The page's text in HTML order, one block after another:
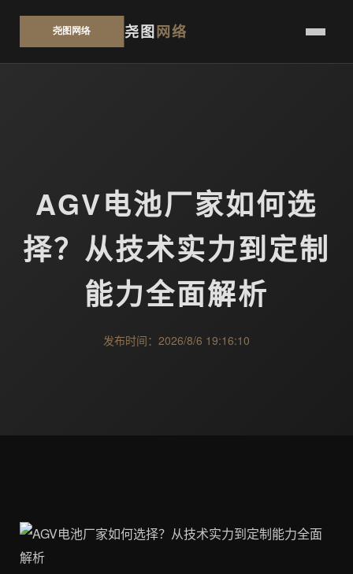
尧图网络
AGV电池厂家如何选
择？从技术实力到定制
能力全面解析
发布时间：2026/8/6 19:16:10